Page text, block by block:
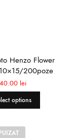
Henzo Flower
200poze
40.00 lei
options